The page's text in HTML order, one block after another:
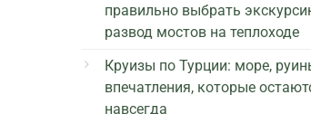
правильно выбрать
развод мостов на теплоходе
Круизы по Турции: море,
впечатления, которые
навсегда